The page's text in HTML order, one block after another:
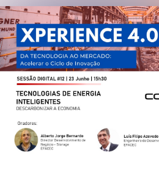
Nós
Associados
Recursos
Notícias
Projectos